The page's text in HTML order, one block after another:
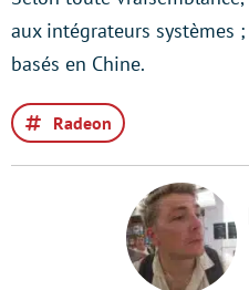
aux intégrateurs systèmes
basés en Chine.
Radeon